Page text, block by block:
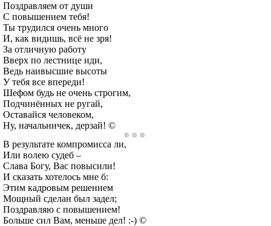
Поздравляем от души
С повышением тебя!
Ты трудился очень много
И, как видишь, всё не зря!
За отличную работу
Вверх по лестнице иди,
Ведь наивысшие высоты
У тебя все впереди!
Шефом будь не очень строгим,
Подчинённых не ругай,
Оставайся человеком,
Ну, начальничек, дерзай! ©
В результате компромисса ли,
Или волею судеб –
Слава Богу, Вас повысили!
И сказать хотелось мне б:
Этим кадровым решением
Мощный сделан был задел;
Поздравляю с повышением!
Больше сил Вам, меньше дел! :-) ©